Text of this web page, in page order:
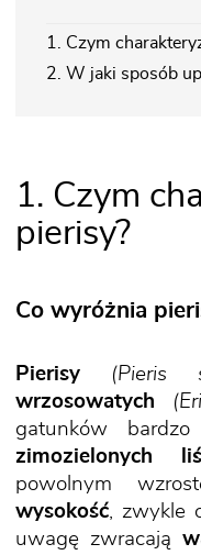
1. Czym
2. W jaki sposób
1. Czym
pierisy?
Co wyróżnia
Pierisy (Pieris
wrzosowatych
gatunków
zimozielonych
powolnym
wysokość, zwykle
uwagę zwracają